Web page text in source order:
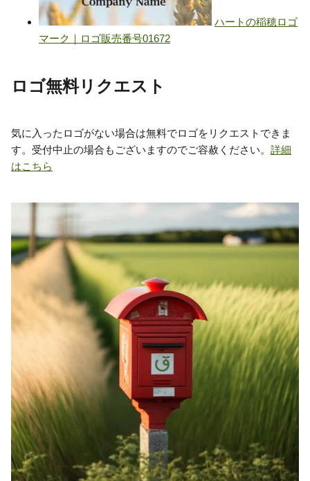
ロゴ無料リクエスト
気に入ったロゴがない場合は無料でロゴをリクエストできま
す。受付中止の場合もございますのでご容赦ください。 詳細
はこちら